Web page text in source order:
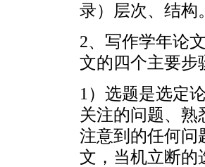
录）层次、结构
2、写作学年论
文的四个主要步
1）选题是选定
关注的问题、
注意到的任何问
文，当机立断的